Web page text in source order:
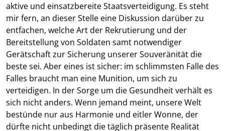
aktive und einsatzbereite Staatsverteidigung. Es steht
mir fern, an dieser Stelle eine Diskussion darüber zu
entfachen, welche Art der Rekrutierung und der
Bereitstellung von Soldaten samt notwendiger
Gerätschaft zur Sicherung unserer Souveränität die
beste sei. Aber eines ist sicher: im schlimmsten Falle des
Falles braucht man eine Munition, um sich zu
verteidigen. In der Sorge um die Gesundheit verhält es
sich nicht anders. Wenn jemand meint, unsere Welt
bestünde nur aus Harmonie und eitler Wonne, der
dürfte nicht unbedingt die täglich präsente Realität